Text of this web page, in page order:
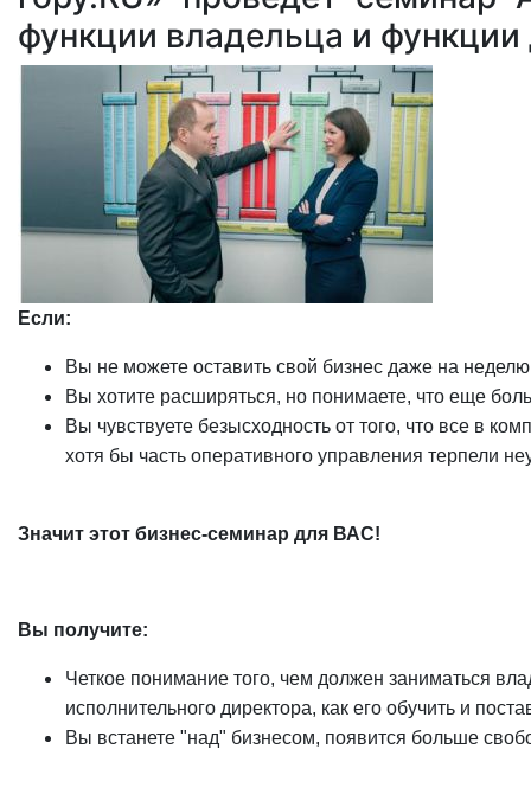
функции владельца и функции
Если:
Вы не можете оставить свой бизнес даже на
Вы хотите расширяться, но понимаете, что еще
Вы чувствуете безысходность от того, что все в
хотя бы часть оперативного управления терпели
Значит этот бизнес-семинар для ВАС!
Вы получите:
Четкое понимание того, чем должен заниматься
исполнительного директора, как его обучить и
Вы встанете "над" бизнесом, появится больше